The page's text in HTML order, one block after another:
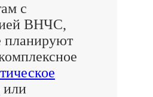
с
ВНЧС,
планируют
или